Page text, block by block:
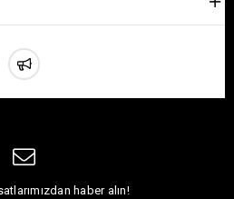
haber alın!